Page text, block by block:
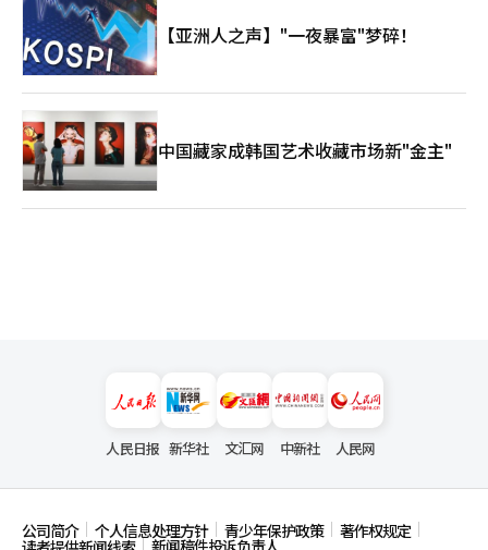
【亚洲人之声】"一夜暴富"梦碎！
中国藏家成韩国艺术收藏市场新"金主"
人民日报 新华社 文汇网 中新社 人民网
公司简介 个人信息处理方针 青少年保护政策 著作权规定
新闻稿件投诉负责人